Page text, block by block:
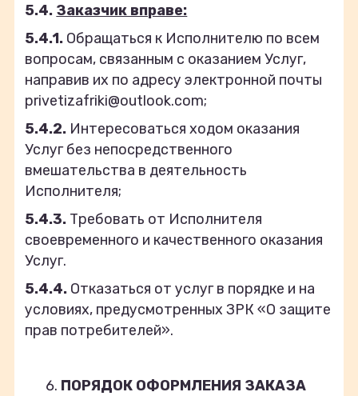
5.4. Заказчик вправе:
5.4.1. Обращаться к Исполнителю по всем
вопросам, связанным с оказанием Услуг,
направив их по адресу электронной почты
privetizafriki@outlook.com;
5.4.2. Интересоваться ходом оказания
Услуг без непосредственного
вмешательства в деятельность
Исполнителя;
5.4.3. Требовать от Исполнителя
своевременного и качественного оказания
Услуг.
5.4.4. Отказаться от услуг в порядке и на
условиях, предусмотренных ЗРК «О защите
прав потребителей».
ПОРЯДОК ОФОРМЛЕНИЯ ЗАКАЗА